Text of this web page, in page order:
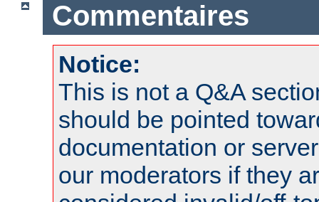
Commentaires
Notice:
This is not a Q&A
should be pointed
documentation or
our moderators if they